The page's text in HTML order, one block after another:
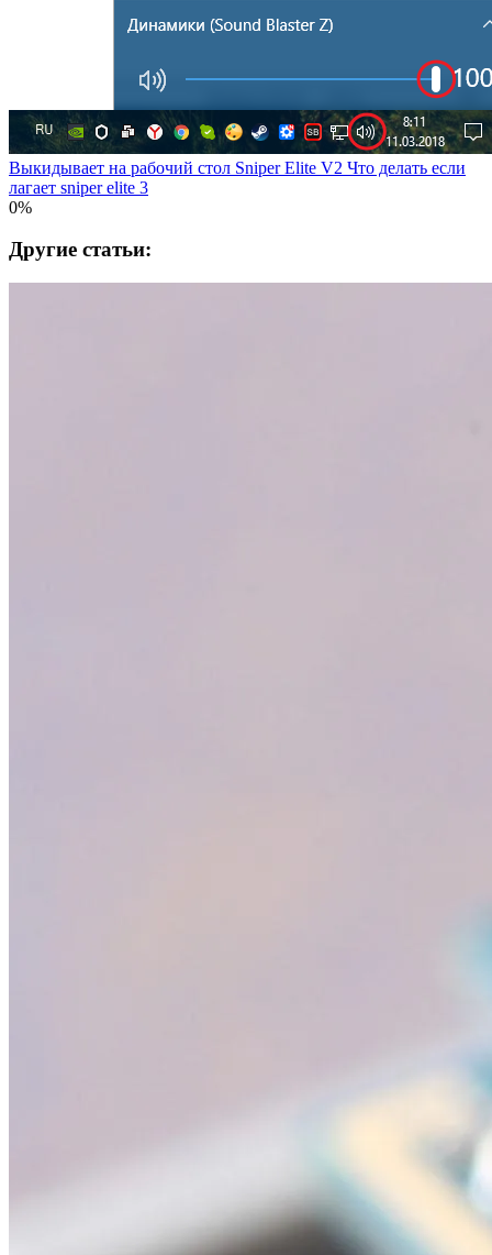
Выкидывает на рабочий стол Sniper Elite V2 Что делать если
лагает sniper elite 3
0%
Другие статьи: